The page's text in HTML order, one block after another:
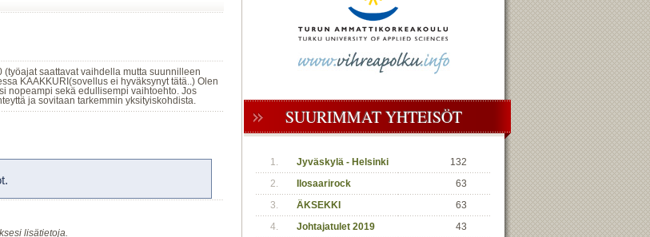
saattavat vaihdella mutta suunnilleen
KAAKKURI(sovellus ei hyväksynyt tätä..) Olen
nopeampi sekä edullisempi vaihtoehto. Jos
ja sovitaan tarkemmin yksityiskohdista.
lisätietoja.
SUURIMMAT YHTEISÖT
1. Jyväskylä - Helsinki
132
2.
Ilosaarirock
63
3.
ÄKSEKKI
63
4.
Johtajatulet 2019
43